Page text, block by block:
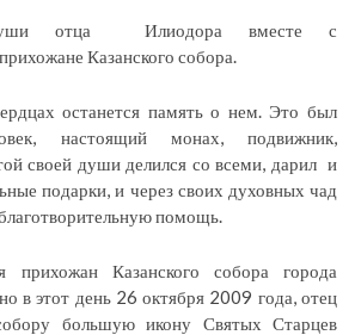
отца Илиодора вместе с
Казанского собора.
останется память о нем. Это был
настоящий монах, подвижник,
своей души делился со всеми, дарил и
подарки, и через своих духовных чад
помощь.
прихожан Казанского собора города
в этот день 26 октября 2009 года, отец
большую икону Святых Старцев